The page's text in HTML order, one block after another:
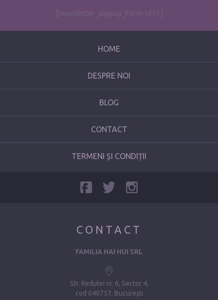
[newsletter_signup_form id=1]
HOME
DESPRE NOI
BLOG
CONTACT
TERMENI ȘI CONDIȚII
CONTACT
FAMILIA HAI HUI SRL
Str. Redutei nr. 6, Sector 4
cod 040757, București